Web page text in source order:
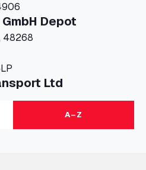
Depot
Otto-Hahn-Straße 3, , 48268
Ltd
5GA
Parking A–Z